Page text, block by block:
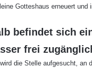
Gotteshaus erneuert
befindet sich
frei
die Stelle aufgesucht, an